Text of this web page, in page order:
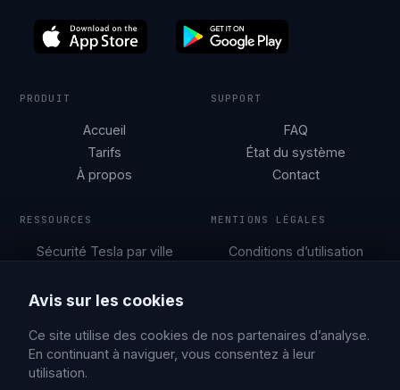
PRODUIT
Accueil
Tarifs
À propos
SUPPORT
FAQ
État du système
Contact
RESSOURCES
Sécurité Tesla par ville
stationnement
MENTIONS LÉGALES
Conditions d’utilisation
Avis sur les cookies
Ce site utilise des cookies de nos partenaires d’analyse.
En continuant à naviguer, vous consentez à leur
utilisation.